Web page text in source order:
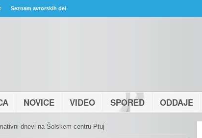
Seznam avtorskih del
NOVICE VIDEO SPORED ODDAJE
dnevi na Šolskem centru Ptuj